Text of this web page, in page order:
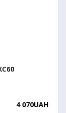
4 070UAH